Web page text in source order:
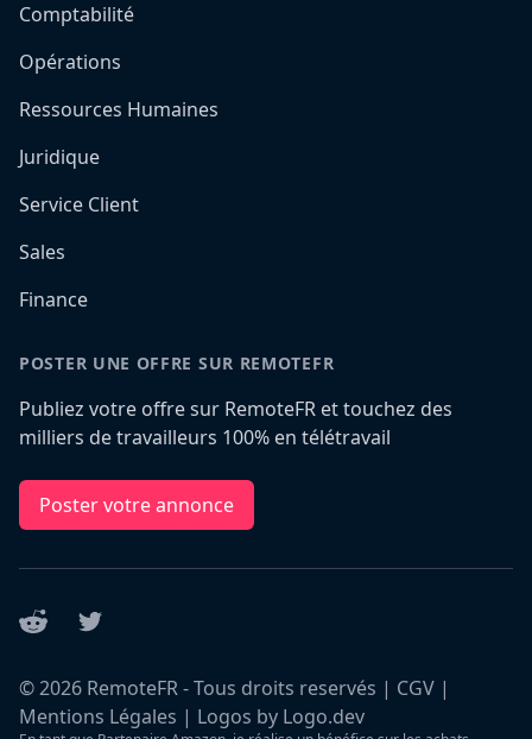
Comptabilité
Opérations
Ressources Humaines
Juridique
Service Client
Sales
Finance
POSTER UNE OFFRE SUR REMOTEFR
Publiez votre offre sur RemoteFR et touchez des
milliers de travailleurs 100% en télétravail
Poster votre annonce
Reddit Twitter
©2026 RemoteFR - Tous droits reservés | CGV |
Mentions Légales | Logos by Logo.dev